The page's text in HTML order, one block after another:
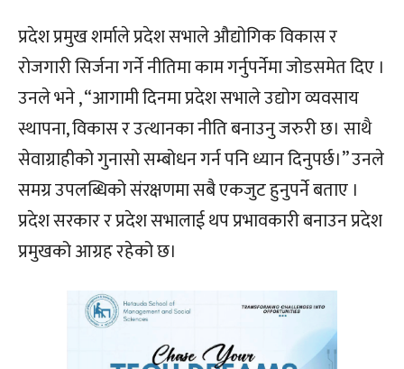
प्रदेश प्रमुख शर्माले प्रदेश सभाले औद्योगिक विकास र
रोजगारी सिर्जना गर्ने नीतिमा काम गर्नुपर्नेमा जोडसमेत दिए ।
उनले भने , “आगामी दिनमा प्रदेश सभाले उद्योग व्यवसाय
स्थापना, विकास र उत्थानका नीति बनाउनु जरुरी छ। साथै
सेवाग्राहीको गुनासो सम्बोधन गर्न पनि ध्यान दिनुपर्छ।” उनले
समग्र उपलब्धिको संरक्षणमा सबै एकजुट हुनुपर्ने बताए ।
प्रदेश सरकार र प्रदेश सभालाई थप प्रभावकारी बनाउन प्रदेश
प्रमुखको आग्रह रहेको छ।